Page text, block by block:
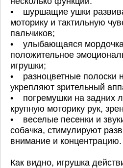
• шуршащие ушки
моторику и тактильную
пальчиков;
• улыбающаяся
положительное
игрушки;
• разноцветные полоски
укрепляют зрительный
• погремушки на задних
крупную моторику рук,
• веселые песенки и
собачка, стимулируют
внимание и концентрацию.
Как видно, игрушка